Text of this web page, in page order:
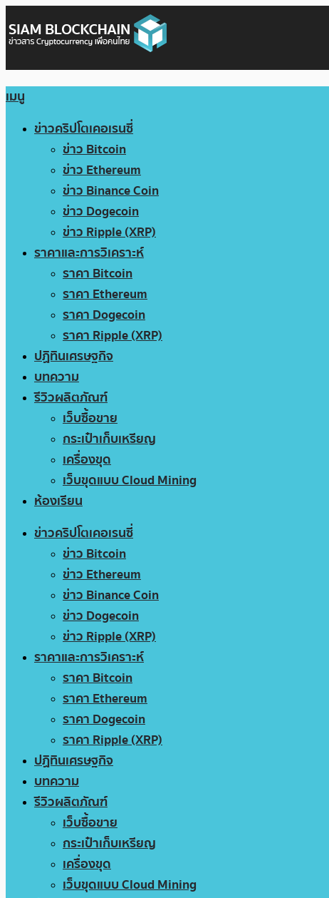
เมนู
ข่าวคริปโตเคอเรนซี่
ข่าว Bitcoin
ข่าว Ethereum
ข่าว Binance Coin
ข่าว Dogecoin
ข่าว Ripple (XRP)
ราคาและการวิเคราะห์
ราคา Bitcoin
ราคา Ethereum
ราคา Dogecoin
ราคา Ripple (XRP)
ปฏิทินเศรษฐกิจ
บทความ
รีวิวผลิตภัณฑ์
เว็บซื้อขาย
กระเป๋าเก็บเหรียญ
เครื่องขุด
เว็บขุดแบบ Cloud Mining
ห้องเรียน
ข่าวคริปโตเคอเรนซี่
ข่าว Bitcoin
ข่าว Ethereum
ข่าว Binance Coin
ข่าว Dogecoin
ข่าว Ripple (XRP)
ราคาและการวิเคราะห์
ราคา Bitcoin
ราคา Ethereum
ราคา Dogecoin
ราคา Ripple (XRP)
ปฏิทินเศรษฐกิจ
บทความ
รีวิวผลิตภัณฑ์
เว็บซื้อขาย
กระเป๋าเก็บเหรียญ
เครื่องขุด
เว็บขุดแบบ Cloud Mining